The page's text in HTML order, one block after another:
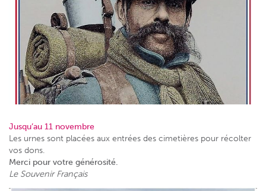
Jusqu’au 11 novembre
Les urnes sont placées aux entrées des cimetières pour récolter
vos dons.
Merci pour votre générosité.
Le Souvenir Français